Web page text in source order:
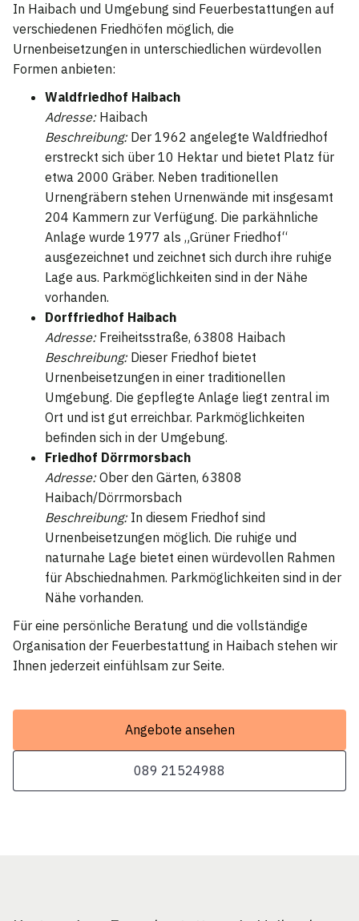
In Haibach und Umgebung sind Feuerbestattungen auf
verschiedenen Friedhöfen möglich, die
Urnenbeisetzungen in unterschiedlichen würdevollen
Formen anbieten:
Waldfriedhof Haibach
Adresse:Haibach
Beschreibung:Der 1962 angelegte Waldfriedhof
erstreckt sich über 10 Hektar und bietet Platz für
etwa 2000 Gräber. Neben traditionellen
Urnengräbern stehen Urnenwände mit insgesamt
204 Kammern zur Verfügung. Die parkähnliche
Anlage wurde 1977 als „Grüner Friedhof“
ausgezeichnet und zeichnet sich durch ihre ruhige
Lage aus. Parkmöglichkeiten sind in der Nähe
vorhanden.
Dorffriedhof Haibach
Adresse:Freiheitsstraße, 63808 Haibach
Beschreibung:Dieser Friedhof bietet
Urnenbeisetzungen in einer traditionellen
Umgebung. Die gepflegte Anlage liegt zentral im
Ort und ist gut erreichbar. Parkmöglichkeiten
befinden sich in der Umgebung.
Friedhof Dörrmorsbach
Adresse:Ober den Gärten, 63808
Haibach/Dörrmorsbach
Beschreibung:In diesem Friedhof sind
Urnenbeisetzungen möglich. Die ruhige und
naturnahe Lage bietet einen würdevollen Rahmen
für Abschiednahmen. Parkmöglichkeiten sind in der
Nähe vorhanden.
Für eine persönliche Beratung und die vollständige
Organisation der Feuerbestattung in Haibach stehen wir
Ihnen jederzeit einfühlsam zur Seite.
Angebote ansehen
089 21524988